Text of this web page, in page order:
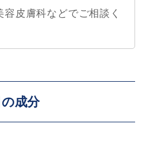
容皮膚科などでご相談く
成分